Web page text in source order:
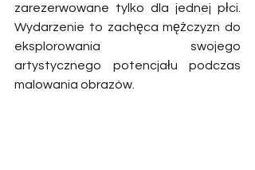
zarezerwowane tylko dla jednej płci.
Wydarzenie to zachęca mężczyzn do
eksplorowania swojego
artystycznego potencjału podczas
malowania obrazów.